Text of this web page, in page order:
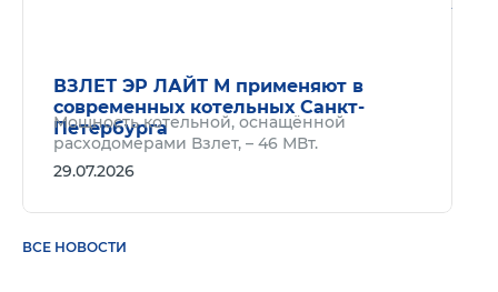
ВЗЛЕТ ЭР ЛАЙТ М применяют в
современных котельных Санкт-
Петербурга
Мощность котельной, оснащённой
расходомерами Взлет, – 46 МВт.
29.07.2026
ВСЕ НОВОСТИ